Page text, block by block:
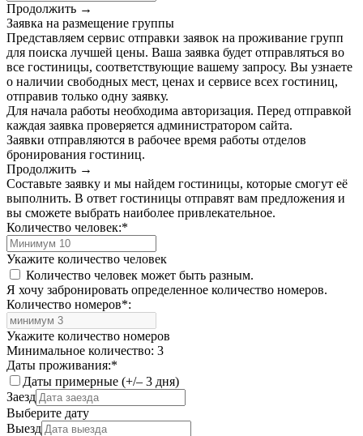
Продолжить →
Заявка на размещение группы
Представляем сервис отправки заявок на проживание групп
для поиска лучшей цены. Ваша заявка будет отправляться во
все гостиницы, соответствующие вашему запросу. Вы узнаете
о наличии свободных мест, ценах и сервисе всех гостиниц,
отправив только одну заявку.
Для начала работы необходима авторизация. Перед отправкой
каждая заявка проверяется администратором сайта.
Заявки отправляются в рабочее время работы отделов
бронирования гостиниц.
Продолжить →
Составьте заявку и мы найдем гостиницы, которые смогут её
выполнить. В ответ гостиницы отправят вам предложения и
вы сможете выбрать наиболее привлекательное.
Количество человек:*
Укажите количество человек
Количество человек может быть разным.
Я хочу забронировать определенное количество номеров.
Количество номеров*:
Укажите количество номеров
Минимальное количество: 3
Даты проживания:*
Даты примерные (+/– 3 дня)
Заезд
Выберите дату
Выезд